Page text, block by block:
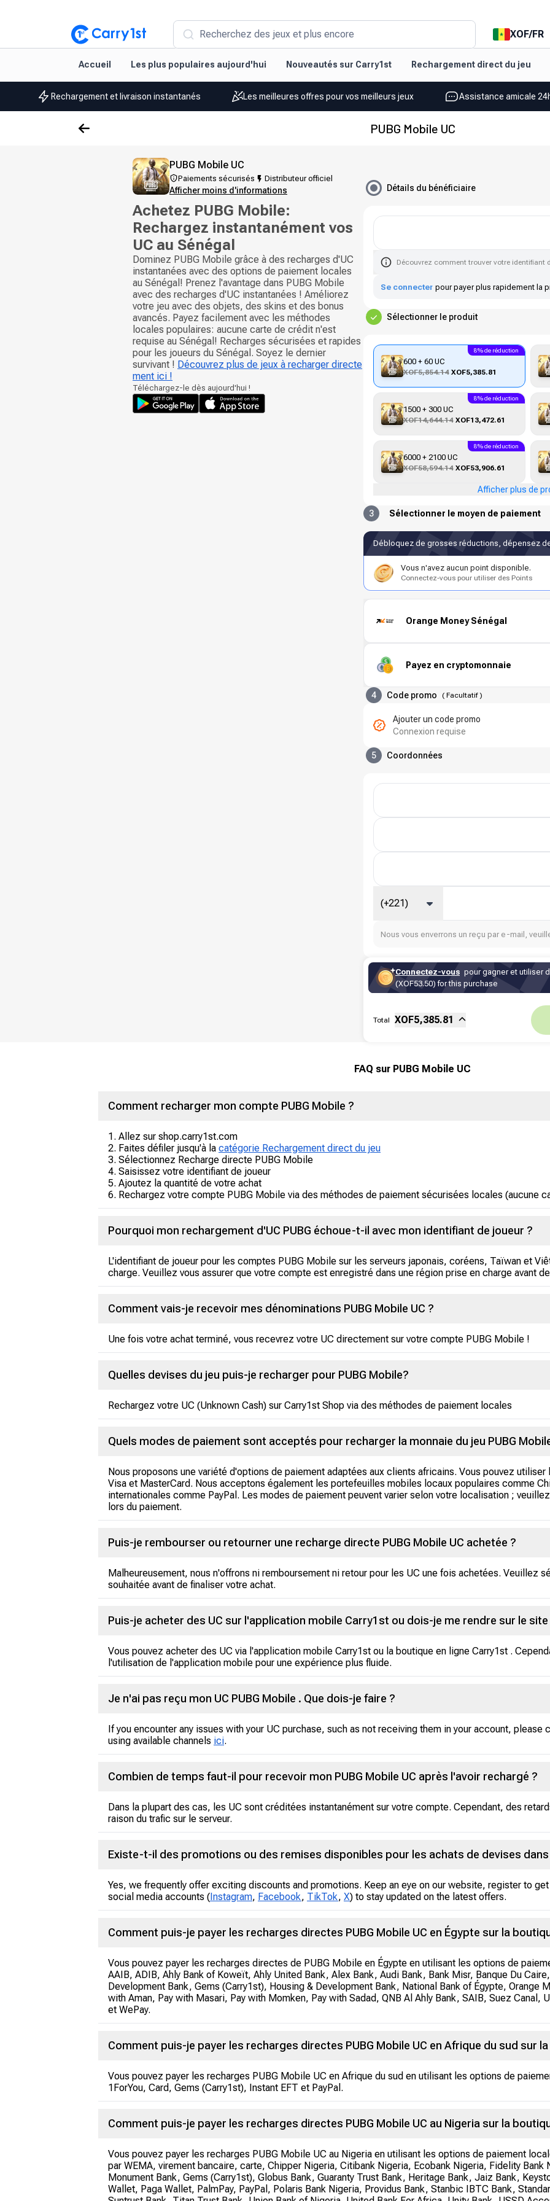
Recherchez des jeux et plus encore XOF/FR
Accueil Les plus populaires aujourd'hui Nouveautés sur Carry1st Rechargement direct du jeu
Rechargement et livraison instantanés Les meilleures offres pour vos meilleurs jeux Assistance amicale
PUBG Mobile UC
PUBG Mobile UC
Paiements sécurisés Distributeur officiel
Afficher moins d'informations
Achetez PUBG Mobile:
Rechargez instantanément vos
UC au Sénégal
Dominez PUBG Mobile grâce à des recharges d'UC
instantanées avec des options de paiement locales
au Sénégal! Prenez l'avantage dans PUBG Mobile
avec des recharges d'UC instantanées ! Améliorez
votre jeu avec des objets, des skins et des bonus
avancés. Payez facilement avec les méthodes
locales populaires: aucune carte de crédit n'est
requise au Sénégal! Recharges sécurisées et rapides
pour les joueurs du Sénégal. Soyez le dernier
survivant ! Découvrez plus de jeux à recharger directe
ment ici !
Téléchargez-le dès aujourd'hui !
Détails du bénéficiaire
Découvrez comment trouver votre identifiant
Se connecter pour payer plus rapidement la
Sélectionner le produit
600 + 60 UC
XOF5,854.14 XOF5,385.81
8% de réduction
1500 + 300 UC
XOF14,644.14 XOF13,472.61
8% de réduction
6000 + 2100 UC
XOF58,594.14 XOF53,906.61
8% de réduction
Afficher plus de
3 Sélectionner le moyen de paiement
Débloquez de grosses réductions, dépensez
Vous n'avez aucun point disponible.
Connectez-vous pour utiliser des Points
Orange Money Sénégal
Payez en cryptomonnaie
4 Code promo ( Facultatif)
Ajouter un code promo
Connexion requise
5 Coordonnées
(+221)
Nous vous enverrons un reçu par e-mail,
Connectez-vous pour gagner et utiliser
(XOF53.50) for this purchase
Fee
Total XOF5,385.81
FAQ sur PUBG Mobile UC
Comment recharger mon compte PUBG Mobile ?
1. Allez sur shop.carry1st.com
2. Faites défiler jusqu'à la catégorie Rechargement direct du jeu
3. Sélectionnez Recharge directe PUBG Mobile
4. Saisissez votre identifiant de joueur
5. Ajoutez la quantité de votre achat
6. Rechargez votre compte PUBG Mobile via des méthodes de paiement sécurisées locales (aucune
Pourquoi mon rechargement d'UC PUBG échoue-t-il avec mon identifiant de joueur ?
L'identifiant de joueur pour les comptes PUBG Mobile sur les serveurs japonais, coréens, Taïwan et
charge. Veuillez vous assurer que votre compte est enregistré dans une région prise en charge avant
Comment vais-je recevoir mes dénominations PUBG Mobile UC ?
Une fois votre achat terminé, vous recevrez votre UC directement sur votre compte PUBG Mobile !
Quelles devises du jeu puis-je recharger pour PUBG Mobile?
Rechargez votre UC (Unknown Cash) sur Carry1st Shop via des méthodes de paiement locales
Quels modes de paiement sont acceptés pour recharger la monnaie du jeu PUBG
Nous proposons une variété d'options de paiement adaptées aux clients africains. Vous pouvez
Visa et MasterCard. Nous acceptons également les portefeuilles mobiles locaux populaires comme
internationales comme PayPal. Les modes de paiement peuvent varier selon votre localisation ;
lors du paiement.
Puis-je rembourser ou retourner une recharge directe PUBG Mobile UC achetée ?
Malheureusement, nous n'offrons ni remboursement ni retour pour les UC une fois achetées. Veuillez
souhaitée avant de finaliser votre achat.
Puis-je acheter des UC sur l'application mobile Carry1st ou dois-je me rendre sur le site
Vous pouvez acheter des UC via l'application mobile Carry1st ou la boutique en ligne Carry1st .
l'utilisation de l'application mobile pour une expérience plus fluide.
Je n'ai pas reçu mon UC PUBG Mobile . Que dois-je faire ?
If you encounter any issues with your UC purchase, such as not receiving them in your account,
using available channels ici.
Combien de temps faut-il pour recevoir mon PUBG Mobile UC après l'avoir rechargé ?
Dans la plupart des cas, les UC sont créditées instantanément sur votre compte. Cependant, des
raison du trafic sur le serveur.
Existe-t-il des promotions ou des remises disponibles pour les achats de devises dans
Yes, we frequently offer exciting discounts and promotions. Keep an eye on our website, register to
social media accounts (Instagram, Facebook, TikTok, X) to stay updated on the latest offers.
Comment puis-je payer les recharges directes PUBG Mobile UC en Égypte sur la
Vous pouvez payer les recharges directes de PUBG Mobile en Égypte en utilisant les options de
AAIB, ADIB, Ahly Bank of Koweït, Ahly United Bank, Alex Bank, Audi Bank, Bank Misr, Banque Du
Development Bank, Gems (Carry1st), Housing & Development Bank, National Bank of Égypte, Orange
with Aman, Pay with Masari, Pay with Momken, Pay with Sadad, QNB Al Ahly Bank, SAIB, Suez Canal,
et WePay.
Comment puis-je payer les recharges directes PUBG Mobile UC en Afrique du sud sur
Vous pouvez payer les recharges PUBG Mobile UC en Afrique du sud en utilisant les options de
1ForYou, Card, Gems (Carry1st), Instant EFT et PayPal.
Comment puis-je payer les recharges directes PUBG Mobile UC au Nigeria sur la
Vous pouvez payer les recharges PUBG Mobile UC au Nigeria en utilisant les options de paiement
par WEMA, virement bancaire, carte, Chipper Nigeria, Citibank Nigeria, Ecobank Nigeria, Fidelity Bank
Monument Bank, Gems (Carry1st), Globus Bank, Guaranty Trust Bank, Heritage Bank, Jaiz Bank,
Wallet, Paga Wallet, PalmPay, PayPal, Polaris Bank Nigeria, Providus Bank, Stanbic IBTC Bank,